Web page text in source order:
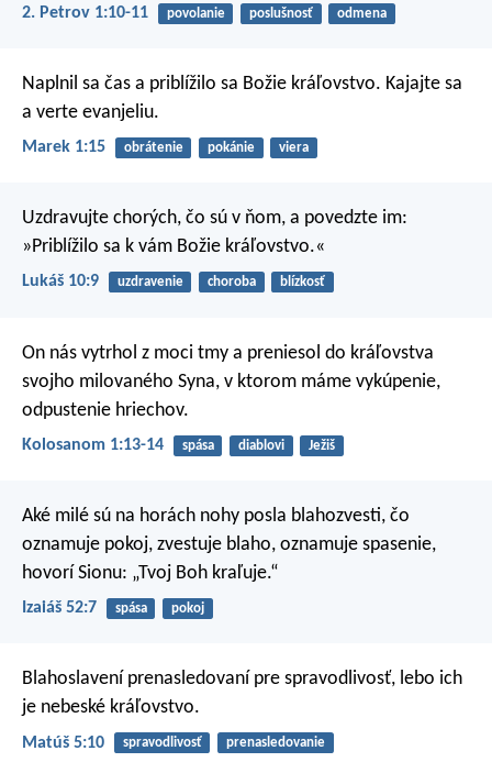
2. Petrov 1:10-11 povolanie poslušnosť odmena
Naplnil sa čas a priblížilo sa Božie kráľovstvo. Kajajte sa
a verte evanjeliu.
Marek 1:15 obrátenie pokánie viera
Uzdravujte chorých, čo sú v ňom, a povedzte im:
»Priblížilo sa k vám Božie kráľovstvo.«
Lukáš 10:9 uzdravenie choroba blízkosť
On nás vytrhol z moci tmy a preniesol do kráľovstva
svojho milovaného Syna, v ktorom máme vykúpenie,
odpustenie hriechov.
Kolosanom 1:13-14 spása diablovi Ježiš
Aké milé sú na horách nohy posla blahozvesti, čo
oznamuje pokoj, zvestuje blaho, oznamuje spasenie,
hovorí Sionu: „Tvoj Boh kraľuje.“
Izaiáš 52:7 spása pokoj
Blahoslavení prenasledovaní pre spravodlivosť, lebo ich
je nebeské kráľovstvo.
Matúš 5:10 spravodlivosť prenasledovanie